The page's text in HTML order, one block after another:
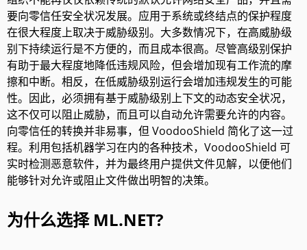
要向零信任安全状况发展。应用于系统或终结点的保护程度
在很大程度上取决于威胁级别。大多数情况下，在高威胁级
别下持续运行是不方便的，而且成本很高。尽管高级别保护
有助于最大程度地降低违规风险，但会增加现有工作流的摩
擦和中断。相反，在低威胁级别运行会增加违规发生的可能
性。因此，必须拥有基于威胁级别上下文的动态安全状况，
这不仅可以阻止威胁，而且可以自动允许需要允许的内容。
向零信任的转换并非易事，但 VoodooShield 简化了这一过
程。利用包括机器学习在内的各种技术，VoodooShield 可
实时检测恶意软件，并为最终用户提供文件见解，以便他们
能够针对允许或阻止文件做出明智的决策。
为什么选择 ML.NET?